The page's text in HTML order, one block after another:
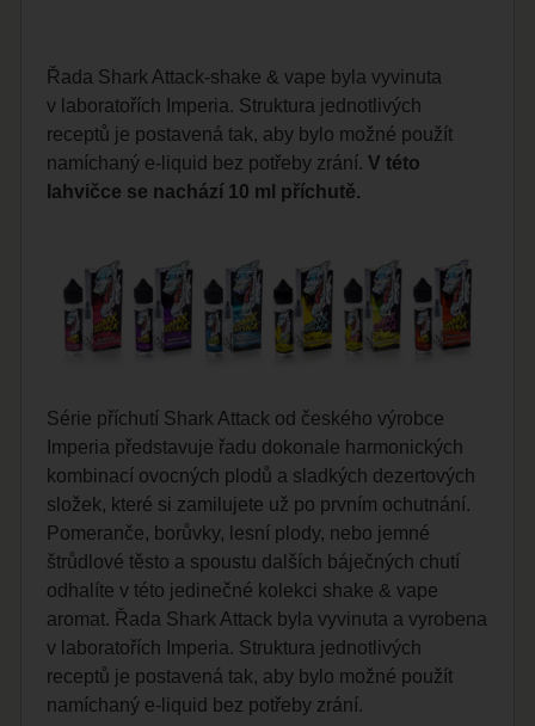
Řada Shark Attack-shake & vape byla vyvinuta
v laboratořích Imperia. Struktura jednotlivých
receptů je postavená tak, aby bylo možné použít
namíchaný e-liquid bez potřeby zrání.V této
lahvičce se nachází 10 ml příchutě.
Série příchutí Shark Attack od českého výrobce
Imperia představuje řadu dokonale harmonických
kombinací ovocných plodů a sladkých dezertových
složek, které si zamilujete už po prvním ochutnání.
Pomeranče, borůvky, lesní plody, nebo jemné
štrůdlové těsto a spoustu dalších báječných chutí
odhalíte v této jedinečné kolekci shake & vape
aromat. Řada Shark Attack byla vyvinuta a vyrobena
v laboratořích Imperia. Struktura jednotlivých
receptů je postavená tak, aby bylo možné použít
namíchaný e-liquid bez potřeby zrání.